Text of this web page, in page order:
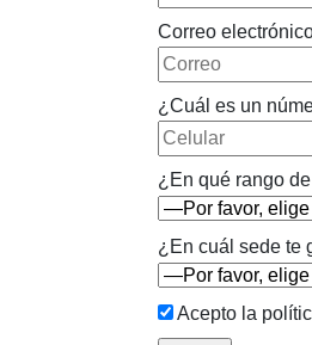
Correo
¿Cuál es un
¿En qué rango
¿En cuál sede te
Acepto la